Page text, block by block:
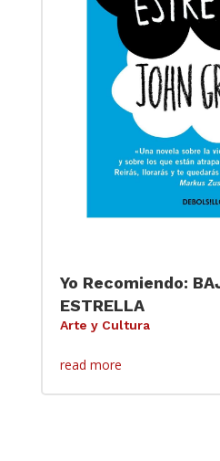
Yo Recomiendo:
ESTRELLA
Arte y Cultura
read more